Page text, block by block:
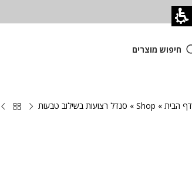
חיפוש מוצרים
דף הבית »
Shop
» סנדל רצועות בשילוב טבעות